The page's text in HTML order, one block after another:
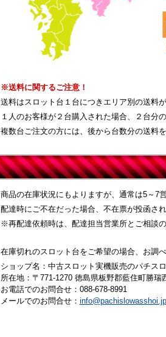
※送料に関するご注意！
送料はスロット台１台につきエリア別の送料が
１人のお客様が２台購入された場合、２台分
複数台ご注文の方には、後から台数分の送料
商品の在庫状況にもよりますが、通常は5～7
配達時にご不在だった場合、不在票が投函さ
※再配達依頼時は、配達担当営業所とご相談
在庫切れのスロット台をご希望の場合、お調
ショップ名：中古スロット実機販売のパチス
所在地：〒771-1270 徳島県板野郡藍住町勝瑞
お電話でのお問合せ：088-678-8991
メールでのお問合せ： info@pachislowasshoi.jp